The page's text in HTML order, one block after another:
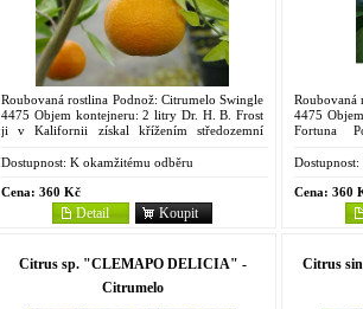
Roubovaná rostlina Podnož: Citrumelo Swingle
4475 Objem kontejneru: 2 litry Dr. H. B. Frost
ji v Kalifornii získal křížením středozemní
byla popsána...
Dostupnost: K okamžitému odběru
Cena: 360 Kč
Koupit
Detail
Roubovaná
4475
Fortuna
klementiny
Dostupnost:
Cena: 360
Citrus sp. "CLEMAPO DELICIA" -
Citrumelo
Citrus